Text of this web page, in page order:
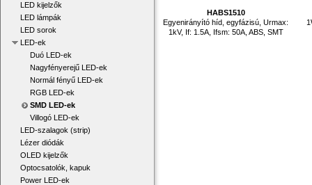
LED kijelzők
LED lámpák
LED sorok
LED-ek
Duó LED-ek
Nagyfényerejű LED-ek
Normál fényű LED-ek
RGB LED-ek
SMD LED-ek
Villogó LED-ek
LED-szalagok (strip)
Lézer diódák
OLED kijelzők
Optocsatolók, kapuk
Power LED-ek
HABS1510
Egyenirányító híd, egyfázisú, Urmax:
1kV, If: 1.5A, Ifsm: 50A, ABS, SMT